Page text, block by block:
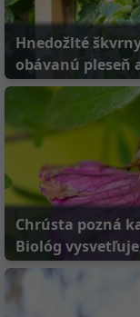
Hnedožlté
obávanú pleseň
Chrústa pozná
Biológ